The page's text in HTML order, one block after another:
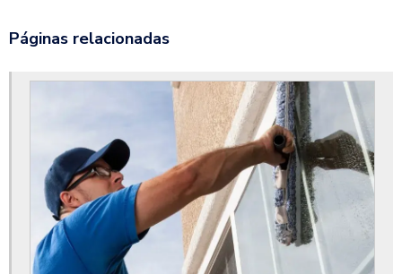
Empresa de recepcionista
Empresa de serviços gerais limpeza
Empresa de terceirização de portaria
Empresa de zeladoria
Empresa de zeladoria e portaria
Empresa de zeladoria patrimonial
Páginas relacionadas